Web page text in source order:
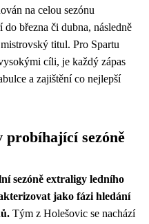
na celou sezónu
března či dubna, následně
titul. Pro Spartu
cíli, je každý zápas
a zajištění co nejlepší
sezóně
sezóně extraligy ledního
jako fázi hledání
Tým z Holešovic se nachází